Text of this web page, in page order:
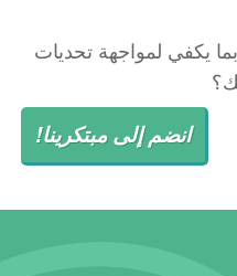
يكفي لمواجهة تحديات
انضم إلى مبتكرينا!